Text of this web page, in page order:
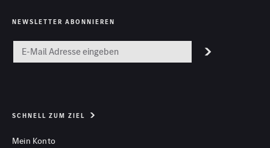
NEWSLETTER ABONNIEREN
SCHNELL ZUM ZIEL
Mein Konto